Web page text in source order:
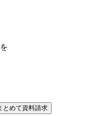
とめて資料請求